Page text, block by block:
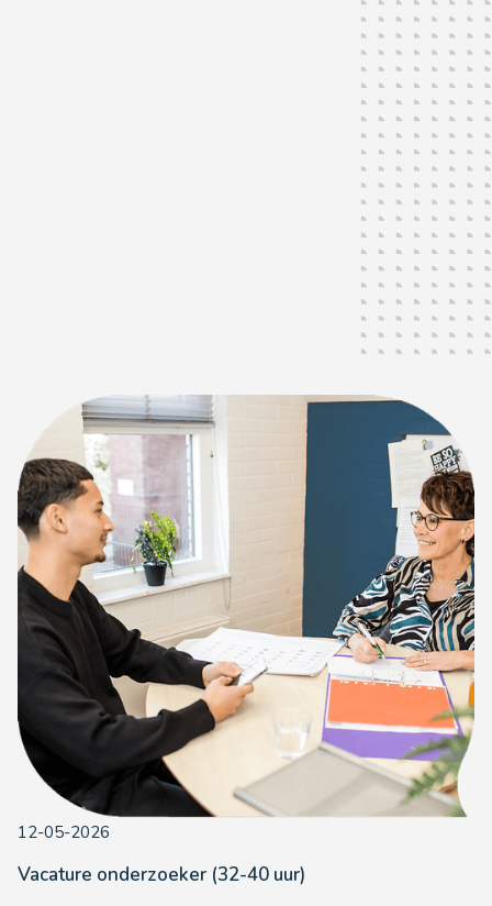
12-05-2026
Vacature onderzoeker (32-40 uur)